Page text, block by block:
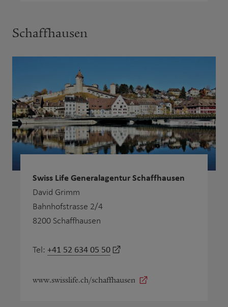
Schaffhausen
Swiss Life Generalagentur Schaffhausen
David Grimm
Bahnhofstrasse 2/4
8200 Schaffhausen
Tel: +41 52 634 05 50
www.swisslife.ch/schaffhausen